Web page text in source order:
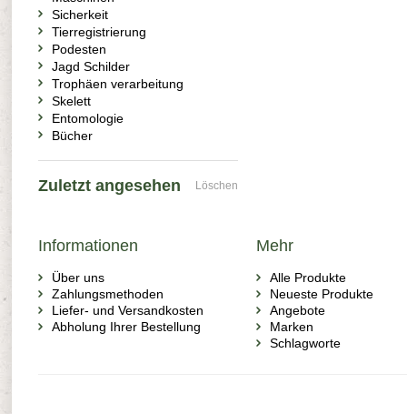
Sicherkeit
Tierregistrierung
Podesten
Jagd Schilder
Trophäen verarbeitung
Skelett
Entomologie
Bücher
Zuletzt angesehen Löschen
Informationen
Über uns
Zahlungsmethoden
Liefer- und Versandkosten
Abholung Ihrer Bestellung
Mehr
Alle Produkte
Neueste Produkte
Angebote
Marken
Schlagworte